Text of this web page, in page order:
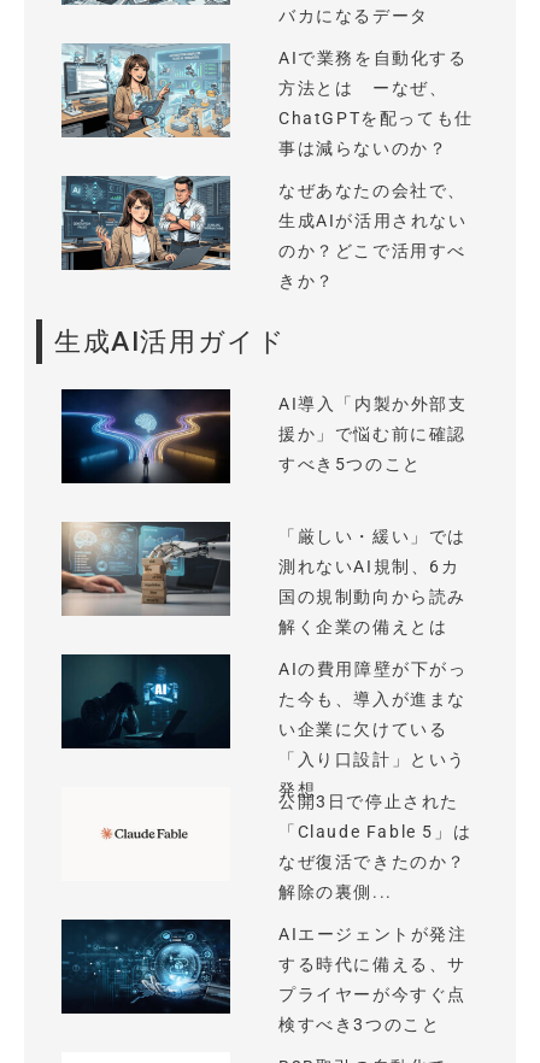
バカになるデータ
AIで業務を自動化する
方法とは ーなぜ、
ChatGPTを配っても仕
事は減らないのか？
なぜあなたの会社で、
生成AIが活用されない
のか？どこで活用すべ
きか？
生成AI活用ガイド
AI導入「内製か外部支
援か」で悩む前に確認
すべき5つのこと
「厳しい・緩い」では
測れないAI規制、6カ
国の規制動向から読み
解く企業の備えとは
AIの費用障壁が下がっ
た今も、導入が進まな
い企業に欠けている
「入り口設計」という
発想
公開3日で停止された
「Claude Fable 5」は
なぜ復活できたのか？
解除の裏側...
AIエージェントが発注
する時代に備える、サ
プライヤーが今すぐ点
検すべき3つのこと